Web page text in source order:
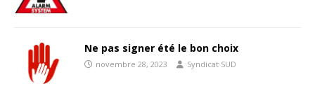
Ne pas signer été le bon choix
novembre 28, 2023 Syndicat SUD